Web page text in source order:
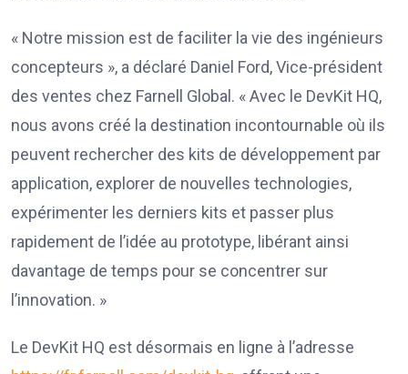
« Notre mission est de faciliter la vie des ingénieurs
concepteurs », a déclaré Daniel Ford, Vice-président
des ventes chez Farnell Global. « Avec le DevKit HQ,
nous avons créé la destination incontournable où ils
peuvent rechercher des kits de développement par
application, explorer de nouvelles technologies,
expérimenter les derniers kits et passer plus
rapidement de l’idée au prototype, libérant ainsi
davantage de temps pour se concentrer sur
l’innovation. »
Le DevKit HQ est désormais en ligne à l’adresse